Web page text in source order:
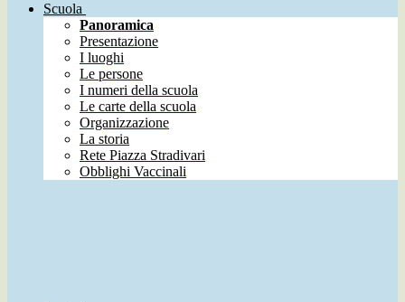
Scuola
Panoramica
Presentazione
I luoghi
Le persone
I numeri della scuola
Le carte della scuola
Organizzazione
La storia
Rete Piazza Stradivari
Obblighi Vaccinali